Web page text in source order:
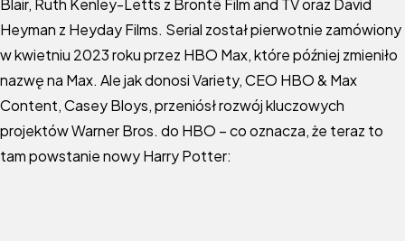
Blair, Ruth Kenley-Letts z Brontë Film and TV oraz David
Heyman z Heyday Films. Serial został pierwotnie zamówiony
w kwietniu 2023 roku przez HBO Max, które później zmieniło
nazwę na Max. Ale jak donosi Variety, CEO HBO & Max
Content, Casey Bloys, przeniósł rozwój kluczowych
projektów Warner Bros. do HBO – co oznacza, że teraz to
tam powstanie nowy Harry Potter: